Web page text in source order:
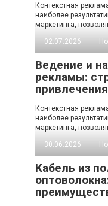
Контекстная
наиболее
маркетинга,
02.07.2026
Ведение и
рекламы:
Контекстная
наиболее
маркетинга,
30.06.2026
Кабель из